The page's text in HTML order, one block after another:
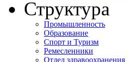
Структура
Промышленность
Образование
Спорт и Туризм
Ремесленники
Отдел здравоохранения